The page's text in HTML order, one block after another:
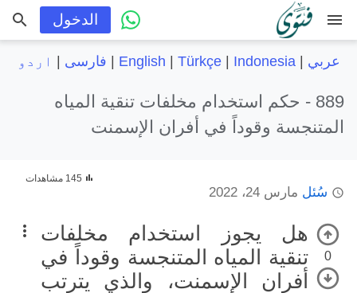
menu الدخول
عربي |
English Türkçe| Indonesia فارسی اردو
889 -
حكم استخدام مخلفات تنقية المياه
المتنجسة وقوداً في أفران الإسمنت
سُئل مارس 24، 2022
145 مشاهدات
0
هل يجوز استخدام مخلفات
تنقية المياه المتنجسة وقوداً في
أفران الإسمنت، والذي يترتب